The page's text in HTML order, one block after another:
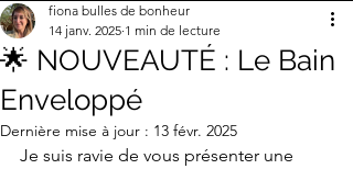
🌟 NOUVEAUTÉ : Le Bain
Enveloppé
fiona bulles de bonheur
14 janv. 2025 1 min de lecture
Dernière mise à jour : 13 févr. 2025
Je suis ravie de vous présenter une